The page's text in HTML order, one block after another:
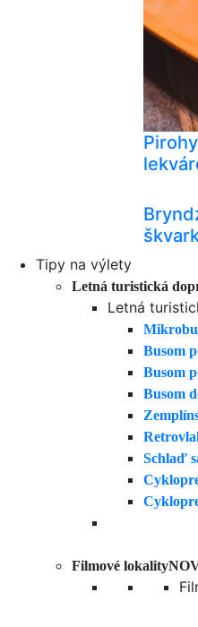
Tipy na výlety
Letná turistická
Letná
Busom
Busom
Busom
Schlaď
Filmové lokality